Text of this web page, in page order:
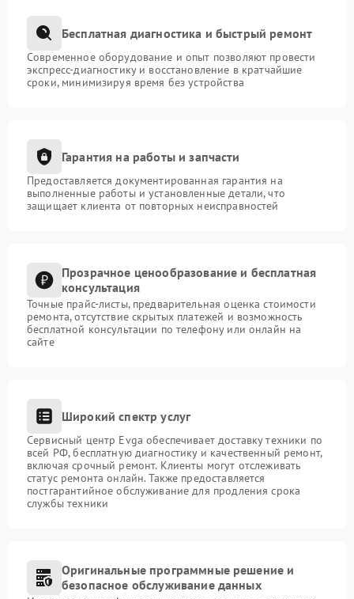
Бесплатная диагностика и быстрый ремонт
Современное оборудование и опыт позволяют провести
экспресс-диагностику и восстановление в кратчайшие
сроки, минимизируя время без устройства
Гарантия на работы и запчасти
Предоставляется документированная гарантия на
выполненные работы и установленные детали, что
защищает клиента от повторных неисправностей
Прозрачное ценообразование и бесплатная
консультация
Точные прайс-листы, предварительная оценка стоимости
ремонта, отсутствие скрытых платежей и возможность
бесплатной консультации по телефону или онлайн на
сайте
Широкий спектр услуг
Сервисный центр Evga обеспечивает доставку техники по
всей РФ, бесплатную диагностику и качественный ремонт,
включая срочный ремонт. Клиенты могут отслеживать
статус ремонта онлайн. Также предоставляется
постгарантийное обслуживание для продления срока
службы техники
Оригинальные программные решение и
безопасное обслуживание данных